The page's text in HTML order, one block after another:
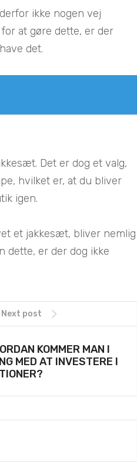
ikke nogen vej
at gøre dette, er der
det.
Det er dog et valg,
hvilket er, at du bliver
igen.
et jakkesæt, bliver nemlig
dette, er der dog ikke
Next post
KOMMER MAN I
MED AT INVESTERE I